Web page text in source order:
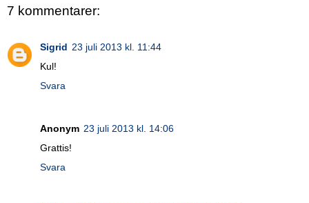
7 kommentarer:
Sigrid 23 juli 2013 kl. 11:44
Kul!
Svara
Anonym 23 juli 2013 kl. 14:06
Grattis!
Svara